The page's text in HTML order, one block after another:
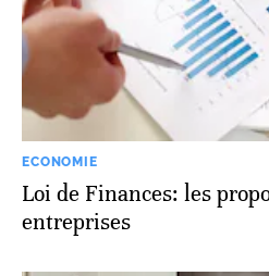
ECONOMIE
Loi de Finances: les
entreprises